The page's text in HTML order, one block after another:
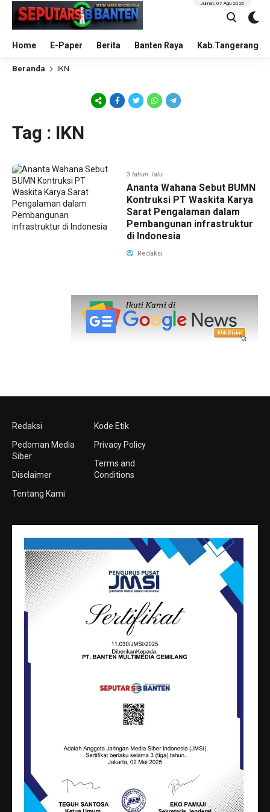
Home E-Paper Berita Banten Raya Kab.Tangerang
Jumat, 07 Agu 2026
Beranda IKN
Tag : IKN
3 tahun lalu
Ananta Wahana Sebut BUMN
Kontruksi PT Waskita Karya
Sarat Pengalaman dalam
Pembangunan infrastruktur
di Indonesia
Redaksi
Redaksi
Pedoman Media
Siber
Disclaimer
Tentang Kami
Kode Etik
Privacy Policy
Terms and
Conditions